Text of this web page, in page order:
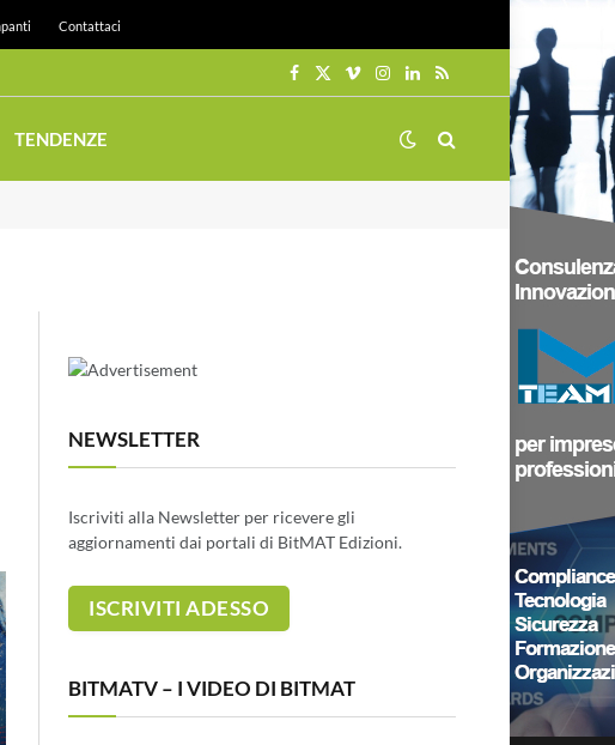
Contattaci
Facebook
X
VimeoInstagram
LinkedIn
RSS
TENDENZE
NEWSLETTER
Iscriviti alla Newsletter per ricevere gli
aggiornamenti dai portali di BitMAT Edizioni.
BITMATV – I VIDEO DI BITMAT